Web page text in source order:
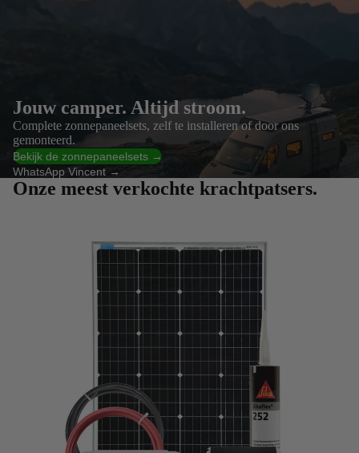
Jouw camper. Altijd stroom.
Complete zonnepaneelsets, zelf te installeren of door ons
gemonteerd.
Bekijk de zonnepaneelsets →
WhatsApp Vincent →
Onze meest verkochte krachtpatsers.